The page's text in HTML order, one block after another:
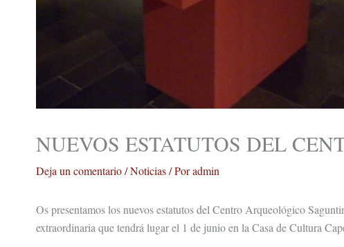
NUEVOS ESTATUTOS DEL
Deja un comentario/Noticias/ Poradmin
Os presentamos los nuevos estatutos del Centro Arqueológico
extraordinaria que tendrá lugar el 1 de junio en la Casa de Cultura